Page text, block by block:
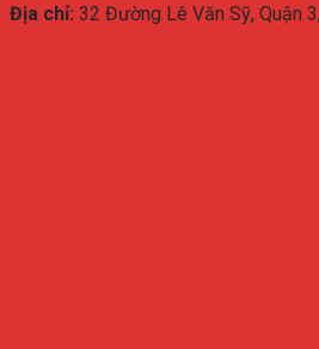
Địa chỉ: 32 Đường Lê Văn Sỹ, Quận